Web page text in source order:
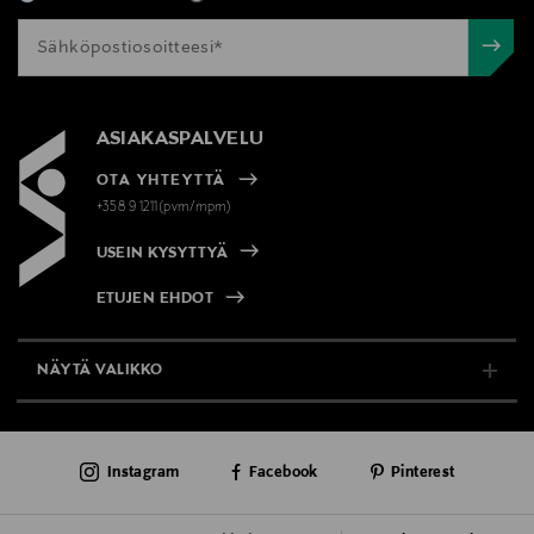
ASIAKASPALVELU
OTA YHTEYTTÄ
+358 9 1211(pvm/mpm)
USEIN KYSYTTYÄ
ETUJEN EHDOT
NÄYTÄ VALIKKO
AJANKOHTAISTA
Instagram Facebook Pinterest